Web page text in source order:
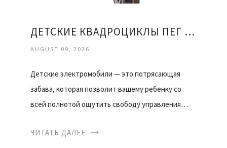
ДЕТСКИЕ КВАДРОЦИКЛЫ ПЕГ ПЕРЕГО
AUGUST 09, 2026
Детские электромобили — это потрясающая
забава, которая позволит вашему ребенку со
всей полнотой ощутить свободу управления…
ЧИТАТЬ ДАЛЕЕ